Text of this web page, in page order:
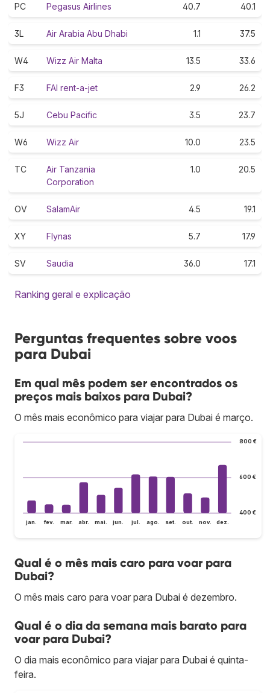
PC Pegasus Airlines 40.7 40.1
3L Air Arabia Abu Dhabi 1.1 37.5
W4 Wizz Air Malta 13.5 33.6
F3 FAI rent-a-jet 2.9 26.2
5J Cebu Pacific 3.5 23.7
W6 Wizz Air 10.0 23.5
TC
Air Tanzania
Corporation
1.0 20.5
OV SalamAir 4.5 19.1
XY Flynas 5.7 17.9
SV Saudia 36.0 17.1
Ranking geral e explicação
Perguntas frequentes sobre voos
para Dubai
Em qual mês podem ser encontrados os
preços mais baixos para Dubai?
O mês mais econômico para viajar para Dubai é março.
400 €
600 €
800 €
jan. fev. mar. abr. mai. jun. jul. ago. set. out. nov. dez.
Qual é o mês mais caro para voar para
Dubai?
O mês mais caro para voar para Dubai é dezembro.
Qual é o dia da semana mais barato para
voar para Dubai?
O dia mais econômico para viajar para Dubai é quinta-
feira.